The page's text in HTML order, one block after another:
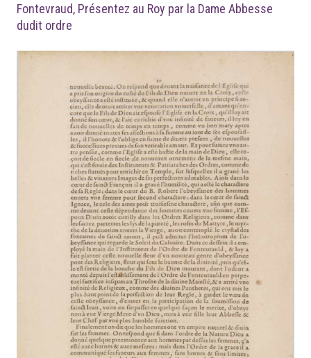
Fontevraud, Présentez au Roy par la Dame Abbesse
dudit ordre